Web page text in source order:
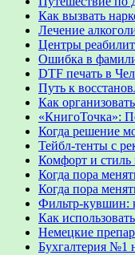
Как вызвать
Лечение
Центры
Ошибка в
DTF печать в
Путь к
Как
«КнигоТочка»:
Когда решение
Тейбл-тенты с
Комфорт и стиль
Когда пора
Когда пора
Фильтр-кувшин:
Как
Немецкие
Бухгалтерия №1